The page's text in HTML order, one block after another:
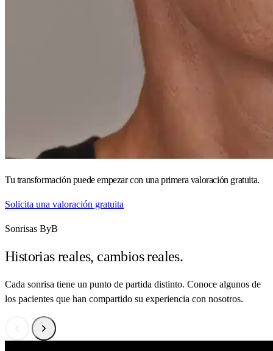
Tu transformación puede empezar con una primera valoración gratuita.
Solicita una valoración gratuita
Sonrisas ByB
Historias reales, cambios reales.
Cada sonrisa tiene un punto de partida distinto. Conoce algunos de
los pacientes que han compartido su experiencia con nosotros.